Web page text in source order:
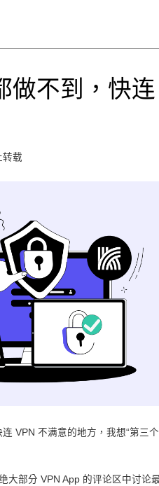
做不到，快
转载
VPN 不满意的地方，我想“第三
大部分 VPN App 的评论区中讨论